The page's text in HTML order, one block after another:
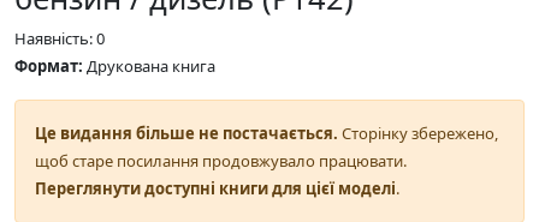
Наявність: 0
Формат: Друкована книга
Це видання більше не постачається. Сторінку збережено,
щоб старе посилання продовжувало працювати.
Переглянути доступні книги для цієї моделі.